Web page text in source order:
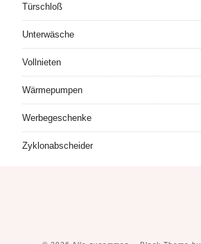
Türschloß
Unterwäsche
Vollnieten
Wärmepumpen
Werbegeschenke
Zyklonabscheider